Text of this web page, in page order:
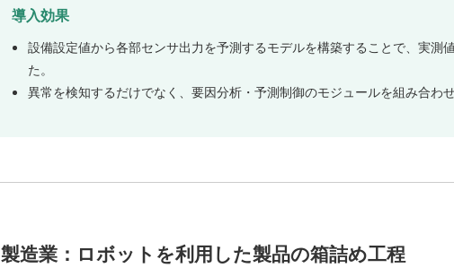
導入効果
設備設定値から各部センサ出力を予測するモデルを構築することで、実
た。
異常を検知するだけでなく、要因分析・予測制御のモジュールを組み合わ
製造業：ロボットを利用した製品の箱詰め工程